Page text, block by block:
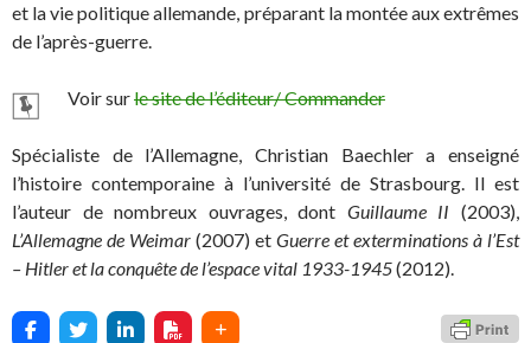
et la vie politique allemande, préparant la montée aux extrêmes
de l’après-guerre.
Voir surle site de l’éditeur/ Commander
Spécialiste de l’Allemagne, Christian Baechler a enseigné
l’histoire contemporaine à l’université de Strasbourg. Il est
l’auteur de nombreux ouvrages, dont Guillaume II (2003),
L’Allemagne de Weimar (2007) et Guerre et exterminations à l’Est
– Hitler et la conquête de l’espace vital 1933-1945(2012).